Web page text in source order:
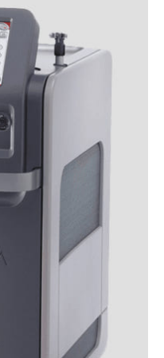
стенокардия,
вам лазерная